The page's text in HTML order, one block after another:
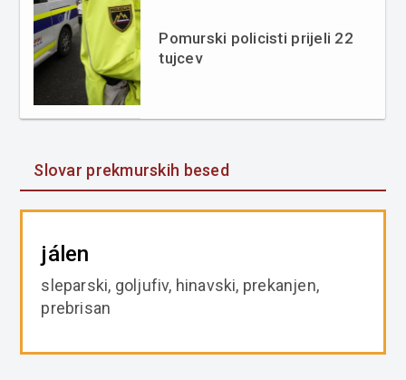
Pomurski policisti prijeli 22
tujcev
Slovar prekmurskih besed
jálen
sleparski, goljufiv, hinavski, prekanjen,
prebrisan